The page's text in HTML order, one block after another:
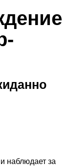
и наблюдает за